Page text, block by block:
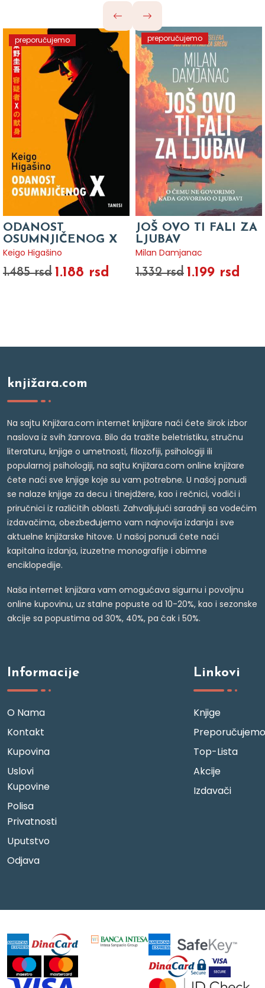
preporučujemo
ODANOST
OSUMNJIČENOG X
Keigo Higašino
1.485 rsd 1.188 rsd
preporučujemo
JOŠ OVO TI FALI ZA
LJUBAV
Milan Damjanac
1.332 rsd 1.199 rsd
knjižara.com
Na sajtu Knjižara.com internet knjižare naći ćete širok izbor
naslova iz svih žanrova. Bilo da tražite beletristiku, stručnu
literaturu, knjige o umetnosti, filozofiji, psihologiji ili
popularnoj psihologiji, na sajtu Knjižara.com online knjižare
ćete naći sve knjige koje su vam potrebne. U našoj ponudi
se nalaze knjige za decu i tinejdžere, kao i rečnici, vodiči i
priručnici iz različitih oblasti. Zahvaljujući saradnji sa vodećim
izdavačima, obezbeđujemo vam najnovija izdanja i sve
aktuelne knjižarske hitove. U našoj ponudi ćete naći
kapitalna izdanja, izuzetne monografije i obimne
enciklopedije.
Naša internet knjižara vam omogućava sigurnu i povoljnu
online kupovinu, uz stalne popuste od 10-20%, kao i sezonske
akcije sa popustima od 30%, 40%, pa čak i 50%.
Informacije
O Nama
Kontakt
Kupovina
Uslovi
Kupovine
Polisa
Privatnosti
Uputstvo
Odjava
Linkovi
Knjige
Preporučujemo
Top-Lista
Akcije
Izdavači